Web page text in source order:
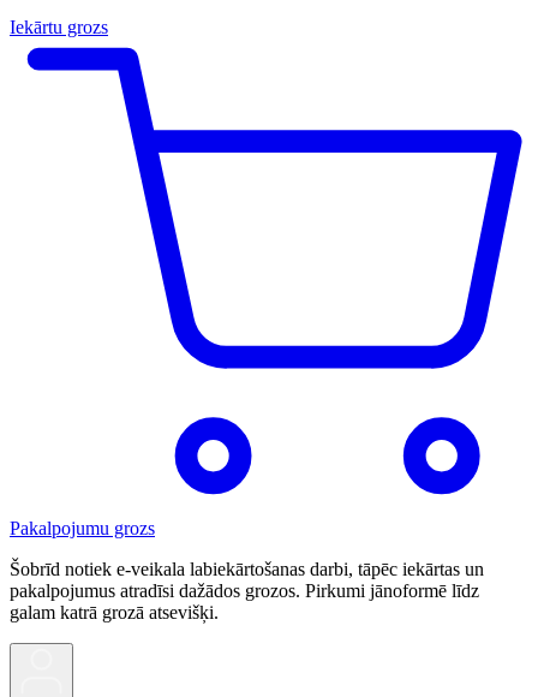
Iekārtu grozs
Pakalpojumu grozs
Šobrīd notiek e-veikala labiekārtošanas darbi, tāpēc iekārtas un
pakalpojumus atradīsi dažādos grozos. Pirkumi jānoformē līdz
galam katrā grozā atsevišķi.